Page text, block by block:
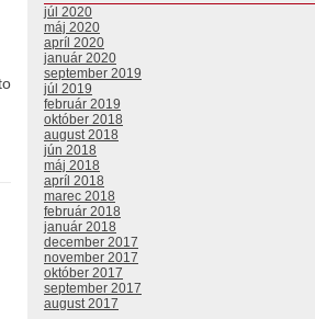
júl 2020
máj 2020
apríl 2020
január 2020
september 2019
júl 2019
február 2019
október 2018
august 2018
jún 2018
máj 2018
apríl 2018
marec 2018
február 2018
január 2018
december 2017
november 2017
október 2017
september 2017
august 2017